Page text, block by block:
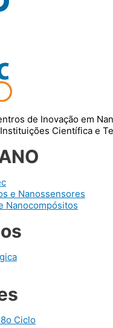
de Inovação em
Científica e
e Nanossensores
Nanocompósitos
Ciclo